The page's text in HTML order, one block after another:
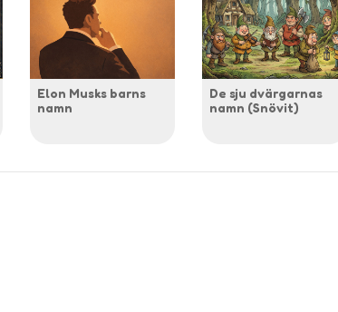
Elon Musks barns
namn
De sju dvärgarnas
namn (Snövit)